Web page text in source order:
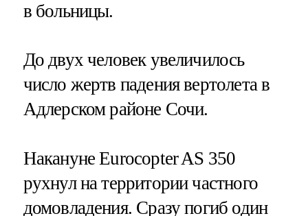
в больницы.
До двух человек увеличилось
число жертв падения вертолета в
Адлерском районе Сочи.
Накануне Eurocopter AS 350
рухнул на территории частного
домовладения. Сразу погиб один